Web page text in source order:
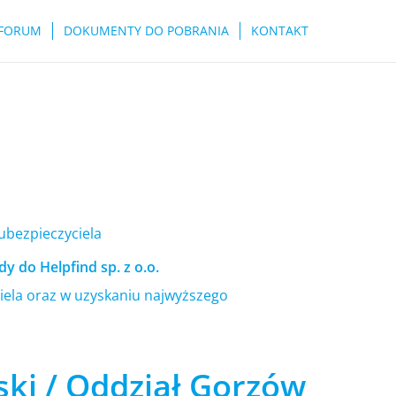
DOKUMENTY DO POBRANIA KONTAKT
do Helpfind sp. z o.o.
oraz w uzyskaniu najwyższego
/ Oddział Gorzów